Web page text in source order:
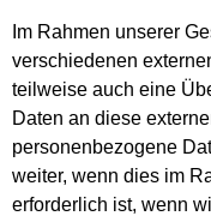
Im Rahmen unserer
verschiedenen
teilweise auch eine
Daten an diese
personenbezogene
weiter, wenn dies im
erforderlich ist, wenn